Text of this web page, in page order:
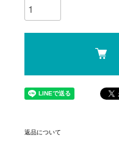
返品について